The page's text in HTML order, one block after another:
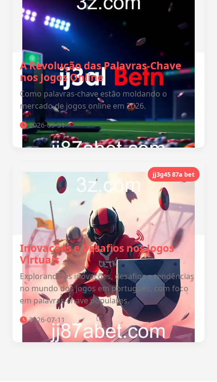
A Revolução das Palavras-Chave
nos Jogos Online
Como palavras-chave estão moldando o
mercado de jogos online em 2026.
2026-05-31
jj3g45 87a bet
Inovações e Desafios nos Jogos
Virtuais
Explorando as inovações, desafios e tendências
no mundo dos jogos em português, com foco
em palavras-chave populares.
2026-07-11